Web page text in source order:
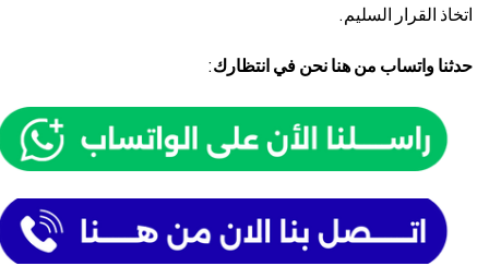
اتخاذ القرار السليم.
حدثنا واتساب من هنا نحن في انتظارك: